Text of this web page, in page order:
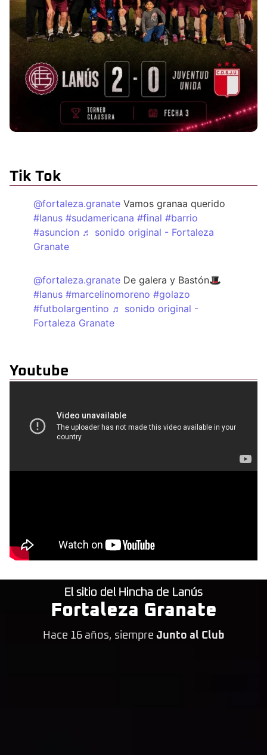
Tik Tok
@fortaleza.granate Vamos granaa querido
#lanus #sudamericana #final #barrio
#asuncion ♬ sonido original - Fortaleza
Granate
@fortaleza.granate De galera y Bastón🎩
#lanus #marcelinomoreno #golazo
#futbolargentino ♬ sonido original -
Fortaleza Granate
Youtube
El sitio del Hincha de Lanús
Fortaleza Granate
Hace 16 años, siempre Junto al Club